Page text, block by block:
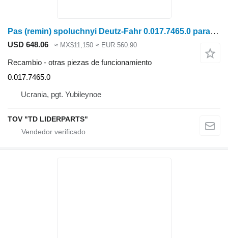
Pas (remin) spoluchnyi Deutz-Fahr 0.017.7465.0 para cosechadora de cereales
USD 648.06 ≈ MX$11,150 ≈ EUR 560.90
Recambio - otras piezas de funcionamiento
0.017.7465.0
Ucrania, pgt. Yubileynoe
TOV "TD LIDERPARTS"